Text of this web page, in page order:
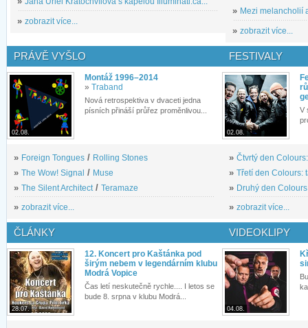
» zobrazit více...
» Mezi melancholií
» zobrazit více...
PRÁVĚ VYŠLO
02.08.
Montáž 1996–2014
» Traband
Nová retrospektiva v dvaceti jedna
písních přináší průřez proměnlivou...
» Foreign Tongues / Rolling Stones
» The Wow! Signal / Muse
» The Silent Architect / Teramaze
» zobrazit více...
FESTIVALY
02.08.
V
» Čtvrtý den
» Třetí den Colours:
» Druhý den
» zobrazit více...
ČLÁNKY
28.07.
12. Koncert pro Kaštánka pod
širým nebem v legendárním klubu
Modrá Vopice
Čas letí neskutečně rychle.... I letos se
bude 8. srpna v klubu Modrá...
VIDEOKLIPY
04.08.